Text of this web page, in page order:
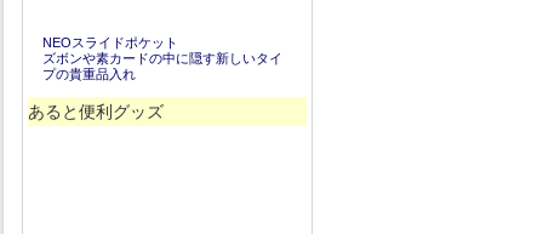
NEOスライドポケット
ズボンや素カードの中に隠す新しいタイ
プの貴重品入れ
あると便利グッズ